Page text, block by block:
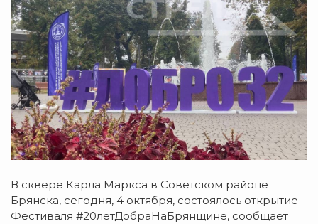
В сквере Карла Маркса в Советском районе
Брянска, сегодня, 4 октября, состоялось открытие
Фестиваля #20летДобраНаБрянщине, сообщает